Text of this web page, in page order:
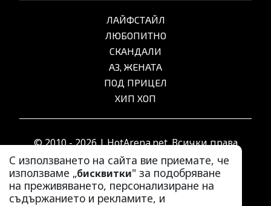
С използването на сайта вие приемате, че
използваме „бисквитки" за подобряване
на преживяването, персонализиране на
съдържанието и рекламите, и
ЛАЙФСТАЙЛ
ЛЮБОПИТНО
СКАНДАЛИ
АЗ, ЖЕНАТА
ПОД ПРИЦЕЛ
ХИП ХОП
© 2010 - 2026 | HotArena.net. Всички права
запазени.
РЕКЛАМА